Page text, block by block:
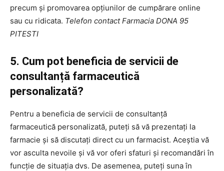
precum și promovarea opțiunilor de cumpărare online
sau cu ridicata. Telefon contact Farmacia DONA 95
PITESTI
5. Cum pot beneficia de servicii de
consultanță farmaceutică
personalizată?
Pentru a beneficia de servicii de consultanță
farmaceutică personalizată, puteți să vă prezentați la
farmacie și să discutați direct cu un farmacist. Aceștia vă
vor asculta nevoile și vă vor oferi sfaturi și recomandări în
funcție de situația dvs. De asemenea, puteți suna în